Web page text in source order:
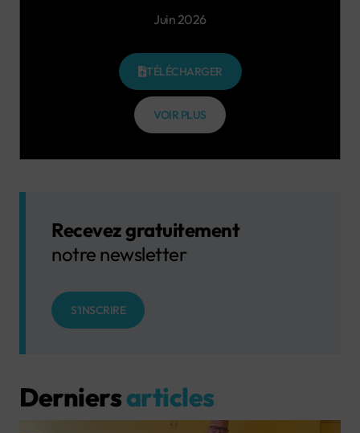
Juin 2026
TÉLÉCHARGER
VOIR PLUS
Recevez gratuitement
notre newsletter
S'INSCRIRE
Derniersarticles